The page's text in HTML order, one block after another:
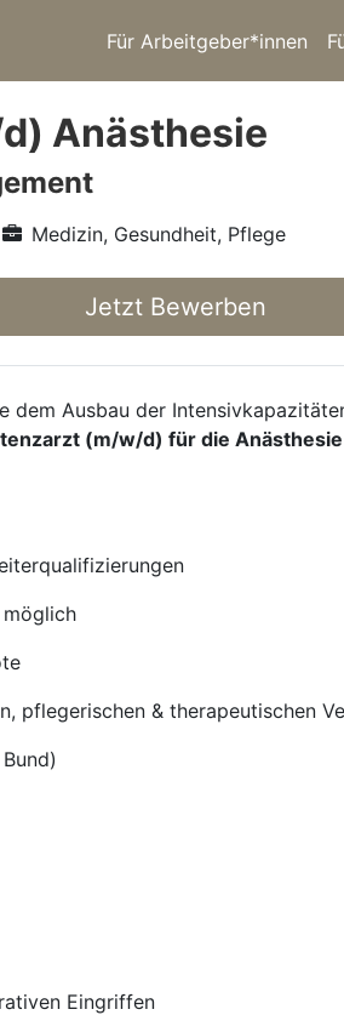
Für Arbeitgeber*innen
Anästhesie
Medizin, Gesundheit, Pflege
Jetzt Bewerben
Ausbau der
(m/w/d) für die Anästhesie
pflegerischen & therapeutischen
Eingriffen